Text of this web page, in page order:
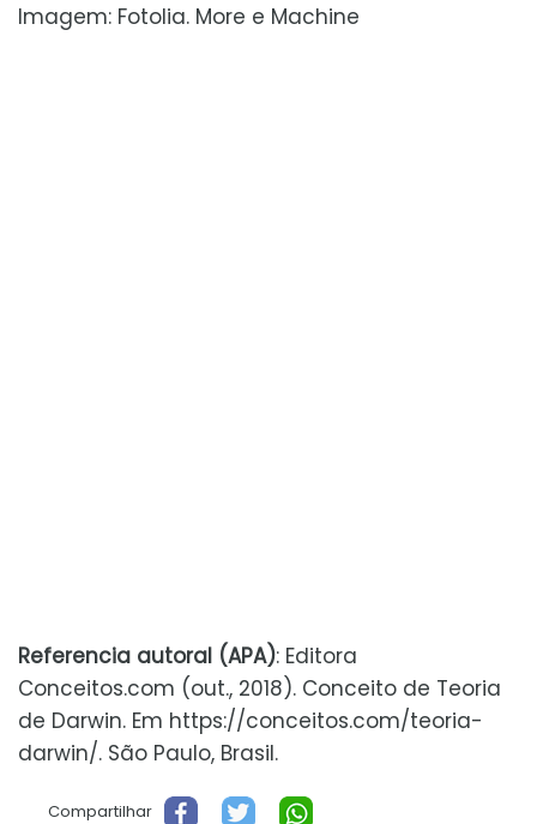
Imagem: Fotolia. More e Machine
Referencia autoral (APA): Editora
Conceitos.com (out., 2018). Conceito de Teoria
de Darwin. Em https://conceitos.com/teoria-
darwin/. São Paulo, Brasil.
Compartilhar